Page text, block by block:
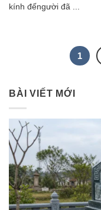
kính đếngười đã ...
1
BÀI VIẾT MỚI